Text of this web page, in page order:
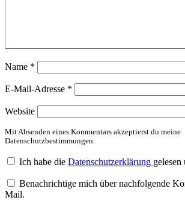
Name *
E-Mail-Adresse *
Website
Mit Absenden eines Kommentars akzeptierst du meine
Datenschutzbestimmungen.
Ich habe die Datenschutzerklärung gelesen
Benachrichtige mich über nachfolgende
Mail.